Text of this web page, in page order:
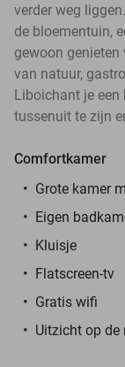
verder weg
de bloementuin,
gewoon
van natuur,
Liboichant je een
tussenuit te zijn
Comfortkamer
Grote kamer
Eigen
Kluisje
Flatscreen-tv
Gratis wifi
Uitzicht op de